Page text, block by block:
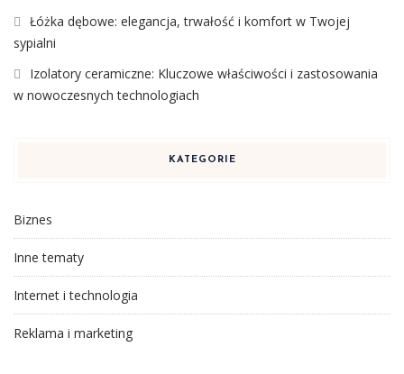
Łóżka dębowe: elegancja, trwałość i komfort w Twojej
sypialni
Izolatory ceramiczne: Kluczowe właściwości i zastosowania
w nowoczesnych technologiach
KATEGORIE
Biznes
Inne tematy
Internet i technologia
Reklama i marketing